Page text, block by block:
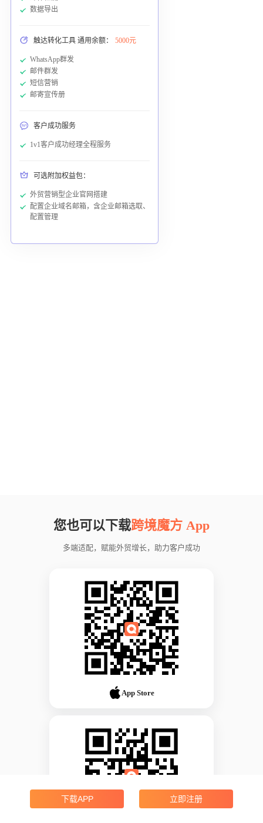
数据导出
触达转化工具 通用余额： 5000元
WhatsApp群发
邮件群发
短信营销
邮寄宣传册
客户成功服务
1v1客户成功经理全程服务
可选附加权益包：
外贸营销型企业官网搭建
配置企业域名邮箱，含企业邮箱选取、
配置管理
您也可以下载跨境魔方 App
多端适配，赋能外贸增长，助力客户成功
App Store
下载APP 立即注册